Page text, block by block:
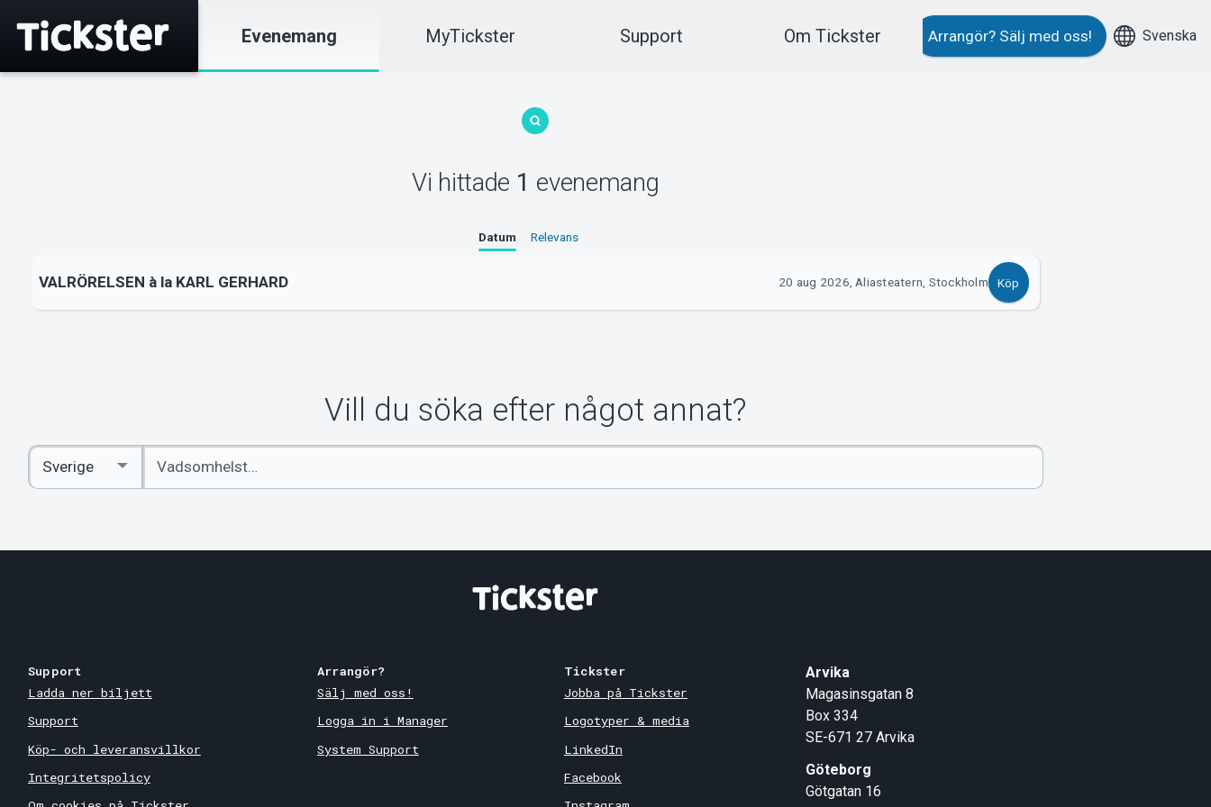
Evenemang MyTickster Support Om Tickster Arrangör? Sälj med oss! Svenska
Vi hittade 1 evenemang
Datum Relevans
VALRÖRELSEN à la KARL GERHARD 20 aug 2026, Aliasteatern, Stockholm Köp
Vill du söka efter något annat?
Ange
sökord
Select
Country
Support
Ladda ner biljett
Support
Köp- och leveransvillkor
Integritetspolicy
Arrangör?
Sälj med oss!
Logga in i Manager
System Support
Tickster
Jobba på Tickster
Logotyper & media
LinkedIn
Facebook
Arvika
Magasinsgatan 8
Box 334
SE-671 27 Arvika
Göteborg
Götgatan 16